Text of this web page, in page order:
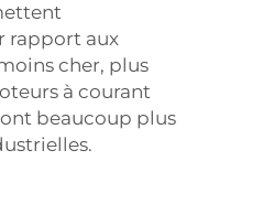
rapport aux
cher, plus
à courant
beaucoup plus